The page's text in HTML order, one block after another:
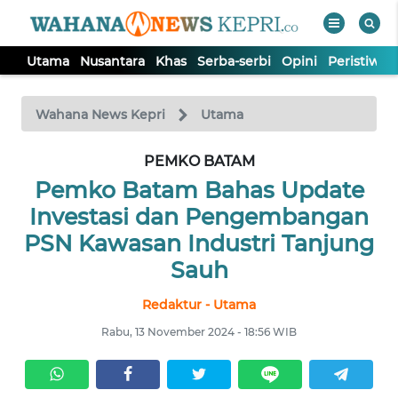
Utama Nusantara Khas Serba-serbi Opini Peristiwa
Wahana News Kepri Utama
PEMKO BATAM
Pemko Batam Bahas Update
Investasi dan Pengembangan
PSN Kawasan Industri Tanjung
Sauh
Redaktur - Utama
Rabu, 13 November 2024 - 18:56 WIB
TV
Tutup
NUSANTARA
OPINI